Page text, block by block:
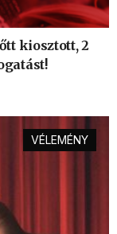
kiosztott, 2
VÉLEMÉNY